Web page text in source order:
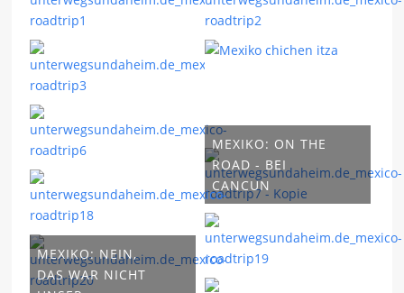
MEXIKO: ON THE
ROAD - BEI
CANCUN
MEXIKO: NEIN,
DAS WAR NICHT